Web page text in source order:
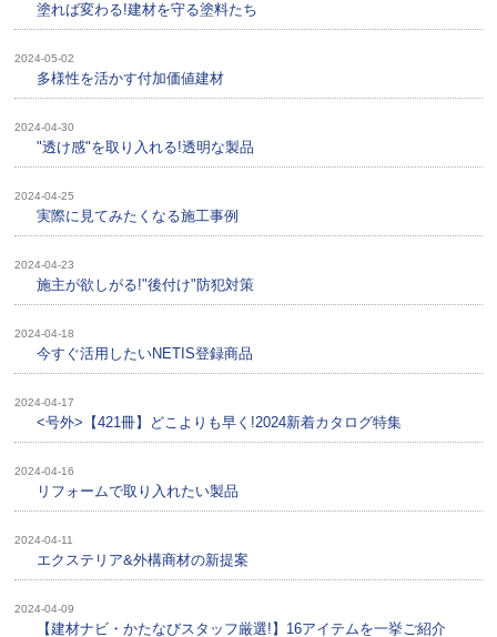
塗れば変わる!建材を守る塗料たち
2024-05-02
多様性を活かす付加価値建材
2024-04-30
"透け感"を取り入れる!透明な製品
2024-04-25
実際に見てみたくなる施工事例
2024-04-23
施主が欲しがる!"後付け"防犯対策
2024-04-18
今すぐ活用したいNETIS登録商品
2024-04-17
<号外>【421冊】どこよりも早く!2024新着カタログ特集
2024-04-16
リフォームで取り入れたい製品
2024-04-11
エクステリア&外構商材の新提案
2024-04-09
【建材ナビ・かたなびスタッフ厳選!】16アイテムを一挙ご紹介